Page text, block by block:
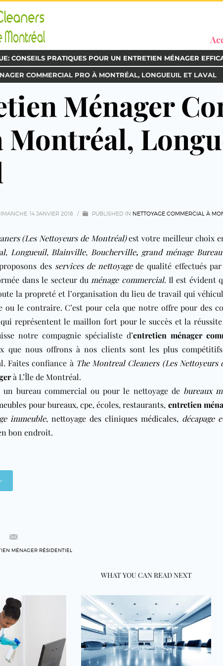
CONSEILS PRATIQUES POUR UN ENTRETIEN MÉNAGER
COMMERCIAL PRO À MONTRÉAL, LONGUEUIL ET LAVAL
Ménager
Montréal,
14 JANVIER 2018 / PUBLISHED IN NETTOYAGE COMMERCIAL À
(Les Nettoyeurs de Montréal)est votre meilleur choix
, Longueuil, Blainville, Boucherville, grand ménage
des services de nettoyagede qualité effectués par
dans le secteur du ménage commercial. Il est évident
la propreté et l’organisation du lieu de travail qui
ou le contraire. C’est pour cela que notre offre pour des
représentent le maillon fort pour le succès et la réussite
notre compagnie spécialiste d’entretien ménager
que nous offrons à nos clients sont les plus
Faites confiance à The Montreal Cleaners (Les Nettoyeurs
à L’Île de Montréal.
bureau commercial ou pour le nettoyage de bureaux
pour bureaux, cpe,écoles,restaurants, entretien
immeuble,nettoyage des cliniques médicales, décapage
bon endroit.
MÉNAGER RÉSIDENTIEL
WHAT YOU CAN READ NEXT